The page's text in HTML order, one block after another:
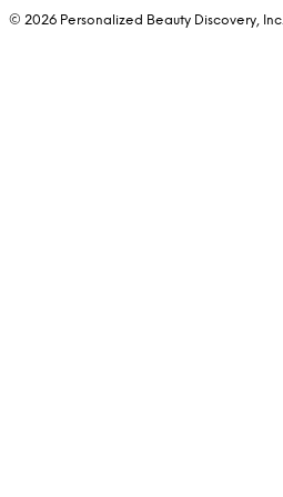
© 2026 Personalized Beauty Discovery, Inc.